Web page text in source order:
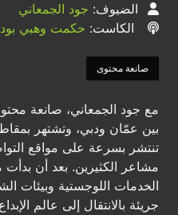
الضيوف: جود الجمعاني
الكاست: حكمت وهبي
صانعة محتوى
مع جود الجمعاني، صانعة
بين عمّان ودبي، وتشتهر
تنتشر بسرعة على مواقع
مشاعر الكثيرين. بعد أن
الخدمات اللوجستية وبيئات
جريئة بالانتقال إلى عالم